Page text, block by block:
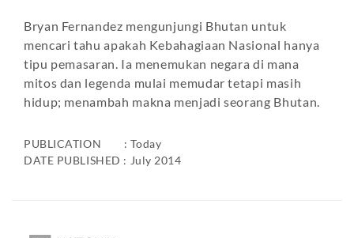
Bryan Fernandez mengunjungi Bhutan untuk
mencari tahu apakah Kebahagiaan Nasional hanya
tipu pemasaran. Ia menemukan negara di mana
mitos dan legenda mulai memudar tetapi masih
hidup; menambah makna menjadi seorang Bhutan.
PUBLICATION : Today
DATE PUBLISHED : July 2014